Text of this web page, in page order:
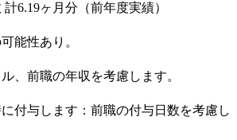
6.19ヶ月分（前年度実績）
能性あり。
、前職の年収を考慮します。
に付与します：前職の付与日数を考慮し